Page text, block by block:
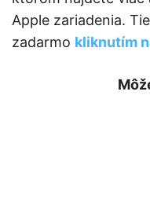
Apple zariadenia.
zadarmo kliknutím